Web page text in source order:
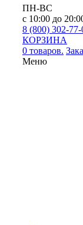
ПН-ВС
с 10:00 до
8 (800) 302-77-
КОРЗИНА
0 товаров.
Меню